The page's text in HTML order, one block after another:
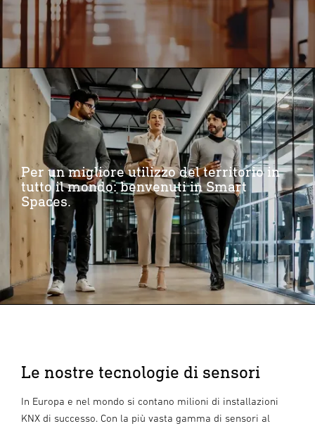
Per un migliore utilizzo del territorio in
tutto il mondo: benvenuti in Smart
Spaces.
Le nostre tecnologie di sensori
In Europa e nel mondo si contano milioni di installazioni
KNX di successo. Con la più vasta gamma di sensori al